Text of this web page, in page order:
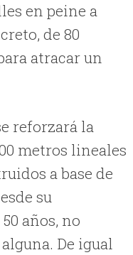
en peine a
de 80
atracar un
reforzará la
metros lineales
a base de
su
años, no
De igual